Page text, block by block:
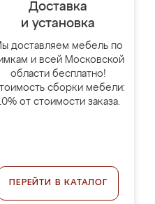
Доставка
и установка
доставляем мебель по
и всей Московской
области бесплатно!
сборки мебели:
от стоимости заказа.
ПЕРЕЙТИ В КАТАЛОГ